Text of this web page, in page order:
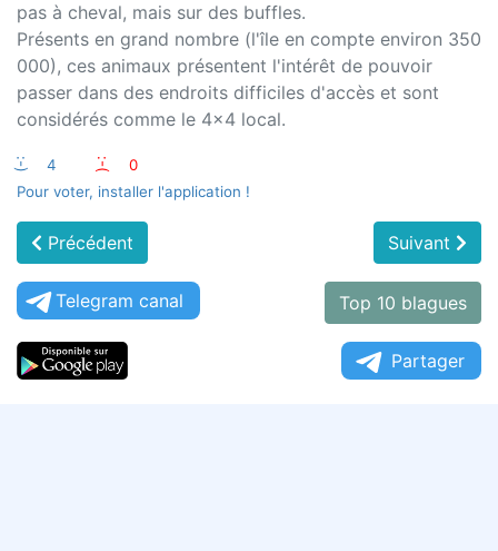
pas à cheval, mais sur des buffles.
Présents en grand nombre (l'île en compte environ 350
000), ces animaux présentent l'intérêt de pouvoir
passer dans des endroits difficiles d'accès et sont
considérés comme le 4x4 local.
:-) 4 :-(
0
Pour voter, installer l'application !
Précédent Suivant
Telegram canal Top 10 blagues
Partager